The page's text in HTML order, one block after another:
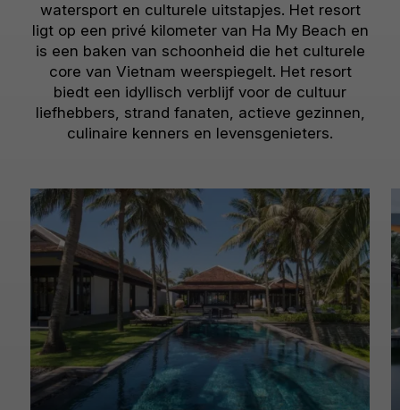
watersport en culturele uitstapjes. Het resort
ligt op een privé kilometer van Ha My Beach en
is een baken van schoonheid die het culturele
core van Vietnam weerspiegelt. Het resort
biedt een idyllisch verblijf voor de cultuur
liefhebbers, strand fanaten, actieve gezinnen,
culinaire kenners en levensgenieters.